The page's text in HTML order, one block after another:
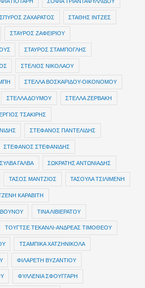
ΣΠΥΡΟΣ ΖΑΧΑΡΑΤΟΣ ΣΤΑΘΗΣ ΙΝΤΖΕΣ
ΣΤΑΥΡΟΣ ΖΑΦΕΙΡΙΟΥ
ΣΤΑΥΡΟΣ ΣΤΑΜΠΟΓΛΗΣ
ΣΤΕΛΙΟΣ ΝΙΚΟΛΑΟΥ
ΣΤΕΛΛΑ ΒΟΣΚΑΡΙΔΟΥ-ΟΙΚΟΝΟΜΟΥ
ΣΤΕΛΛΑ ΔΟΥΜΟΥ ΣΤΕΛΛΑ ΖΕΡΒΑΚΗ
ΤΣΑΚΙΡΗΣ
ΣΤΕΦΑΝΟΣ ΠΑΝΤΕΛΙΔΗΣ
ΣΤΕΦΑΝΟΣ ΣΤΕΦΑΝΙΔΗΣ
ΣΥΛΒΑ ΓΑΛΒΑ ΣΩΚΡΑΤΗΣ ΑΝΤΩΝΙΑΔΗΣ
ΤΑΣΟΣ ΜΑΝΤΖΙΟΣ ΤΑΣΟΥΛΑ ΤΣΙΛΙΜΕΝΗ
ΚΑΡΑΒΙΤΗ
ΤΙΝΑ ΛΙΒΙΕΡΑΤΟΥ
ΤΟΥΓΤΣΕ ΤΕΚΑΝΛΙ-ΑΝΔΡΕΑΣ ΤΙΜΟΘΕΟΥ
ΤΣΑΜΠΙΚΑ ΧΑΤΖΗΝΙΚΟΛΑ
ΦΙΛΑΡΕΤΗ ΒΥΖΑΝΤΙΟΥ
ΦΥΛΛΕΝΙΑ ΣΦΟΥΓΓΑΡΗ